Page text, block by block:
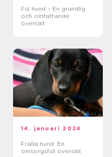
Ful hund – En grundlig
och omfattande
översikt
14. januari 2024
Fralla hund: En
omsorgsfull översikt